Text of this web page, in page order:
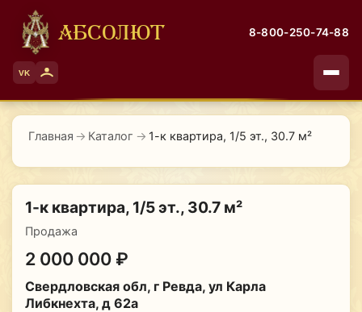
АБСОЛЮТ 8-800-250-74-88
VK
Главная → Каталог → 1-к квартира, 1/5 эт., 30.7 м²
1-к квартира, 1/5 эт., 30.7 м²
Продажа
2 000 000 ₽
Свердловская обл, г Ревда, ул Карла
Либкнехта, д 62а